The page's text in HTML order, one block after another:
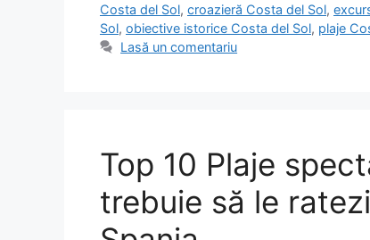
Costa del Sol, croazieră Costa del Sol,
Sol, obiective istorice Costa del Sol, plaje
Lasă un comentariu
Top 10 Plaje
trebuie să le